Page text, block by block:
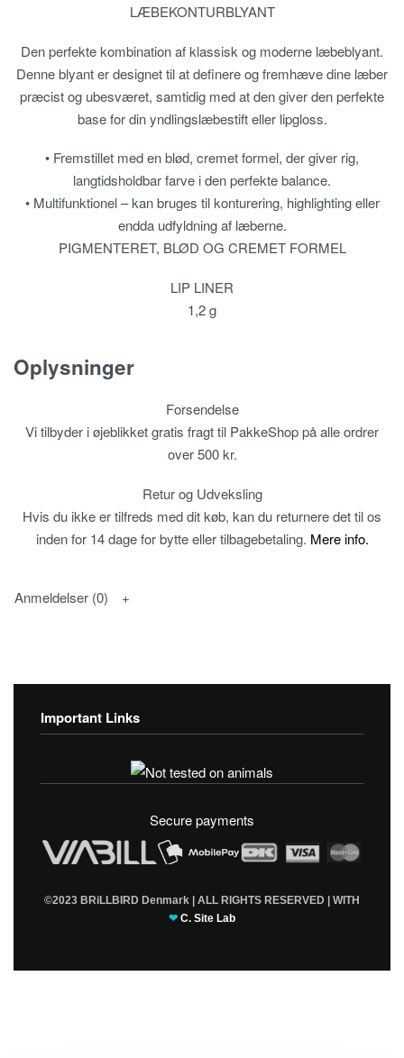
LÆBEKONTURBLYANT
Den perfekte kombination af klassisk og moderne læbeblyant.
Denne blyant er designet til at definere og fremhæve dine læber
præcist og ubesværet, samtidig med at den giver den perfekte
base for din yndlingslæbestift eller lipgloss.
• Fremstillet med en blød, cremet formel, der giver rig,
langtidsholdbar farve i den perfekte balance.
• Multifunktionel – kan bruges til konturering, highlighting eller
endda udfyldning af læberne.
PIGMENTERET, BLØD OG CREMET FORMEL
LIP LINER
1,2 g
Oplysninger
Forsendelse
Vi tilbyder i øjeblikket gratis fragt til PakkeShop på alle ordrer
over 500 kr.
Retur og Udveksling
Hvis du ikke er tilfreds med dit køb, kan du returnere det til os
inden for 14 dage for bytte eller tilbagebetaling. Mere info.
Anmeldelser (0)
Important Links
Fortrolighedspolitik
Secure payments
©2023 BRiLLBIRD Denmark | ALL RIGHTS RESERVED | WITH
❤ C. Site Lab